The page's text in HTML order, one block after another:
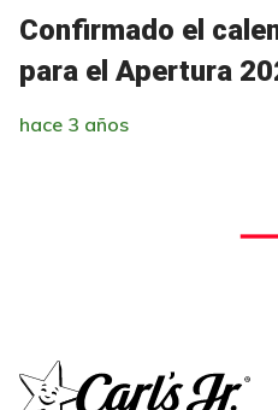
Confirmado el
para el Apertura
hace 3 años